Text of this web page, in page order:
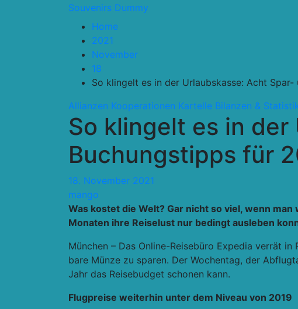
Souvenirs Dummy
Home
2021
November
18
So klingelt es in der Urlaubskasse: Acht
Allianzen Kooperationen Kartelle Bilanzen &
So klingelt es in
Buchungstipps für
18. November 2021
mango
Was kostet die Welt? Gar nicht so viel, wenn
Monaten ihre Reiselust nur bedingt ausleben
München – Das Online-Reisebüro Expedia verrät
bare Münze zu sparen. Der Wochentag, der
Jahr das Reisebudget schonen kann.
Flugpreise weiterhin unter dem Niveau von 2019